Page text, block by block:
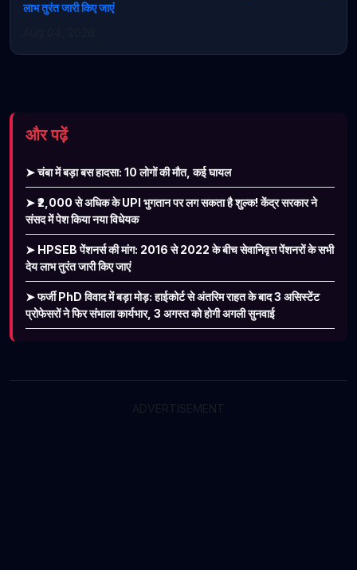
लाभ तुरंत जारी किए जाएं
और पढ़ें
➤ चंबा में बड़ा बस हादसा: 10 लोगों की मौत, कई घायल
➤ ₹2,000 से अधिक के UPI भुगतान पर लग सकता है शुल्क! केंद्र सरकार ने
संसद में पेश किया नया विधेयक
➤ HPSEB पेंशनर्स की मांग: 2016 से 2022 के बीच सेवानिवृत्त पेंशनरों के सभी
देय लाभ तुरंत जारी किए जाएं
➤ फर्जी PhD विवाद में बड़ा मोड़: हाईकोर्ट से अंतरिम राहत के बाद 3 असिस्टेंट
प्रोफेसरों ने फिर संभाला कार्यभार, 3 अगस्त को होगी अगली सुनवाई
ADVERTISEMENT